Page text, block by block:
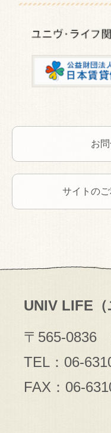
お
サイトの
UNIV LIFE
〒565-0836
TEL：06-
FAX：06-